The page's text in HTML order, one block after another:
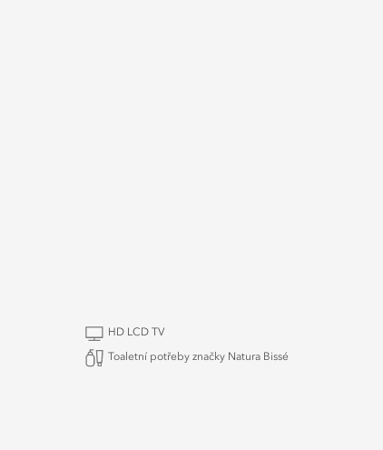
HD LCD TV
Toaletní potřeby značky Natura Bissé